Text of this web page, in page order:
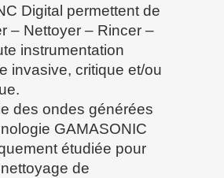
Digital permettent de
– Nettoyer – Rincer –
instrumentation
invasive, critique et/ou
des ondes générées
GAMASONIC
étudiée pour
de